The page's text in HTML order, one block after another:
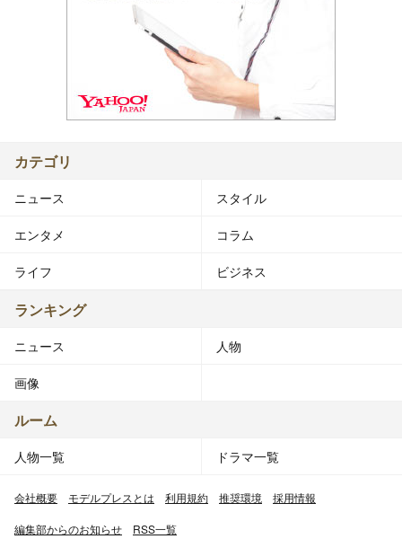
カテゴリ
ニュース スタイル
エンタメ コラム
ライフ ビジネス
ランキング
ニュース 人物
画像
ルーム
人物一覧 ドラマ一覧
会社概要 モデルプレスとは 利用規約 推奨環境 採用情報
編集部からのお知らせ RSS一覧